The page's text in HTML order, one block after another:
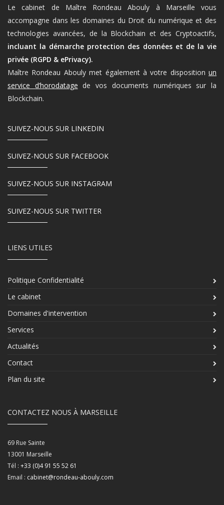
Le cabinet de Maître Rondeau Abouly à Marseille vous
accompagne dans les domaines du Droit du numérique et des
technologies avancées, de la Blockchain et des Cryptoactifs,
incluant la démarche protection des données et de la vie
privée (RGPD & ePrivacy).
Maître Rondeau Abouly met également à votre disposition un
service d’horodatage de vos documents numériques sur la
Blockchain.
SUIVEZ-NOUS SUR LINKEDIN
SUIVEZ-NOUS SUR FACEBOOK
SUIVEZ-NOUS SUR INSTAGRAM
SUIVEZ-NOUS SUR TWITTER
LIENS UTILES
Politique Confidentialité
Le cabinet
Domaines d'intervention
Services
Actualités
Contact
Plan du site
CONTACTEZ NOUS À MARSEILLE
69 Rue Sainte
13001 Marseille
Tél : +33 (0)4 91 55 52 61
Email : cabinet@rondeau-abouly.com